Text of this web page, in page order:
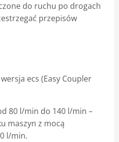
do ruchu po drogach
przepisów
ecs (Easy Coupler
80 l/min do 140 l/min –
maszyn z mocą
l/min.